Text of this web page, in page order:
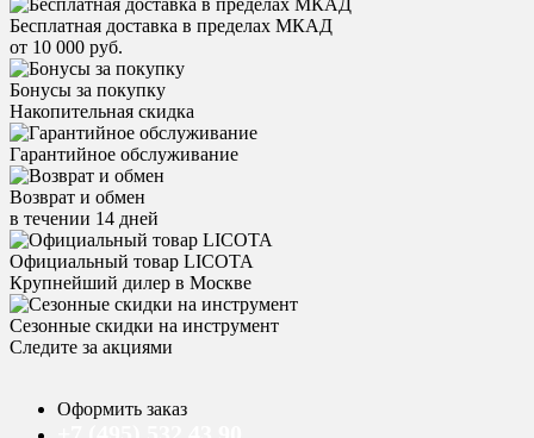
Бесплатная доставка в пределах МКАД
от 10 000 руб.
Бонусы за покупку
Накопительная скидка
Гарантийное обслуживание
Возврат и обмен
в течении 14 дней
Официальный товар LICOTA
Крупнейший дилер в Москве
Сезонные скидки на инструмент
Следите за акциями
Оформить заказ